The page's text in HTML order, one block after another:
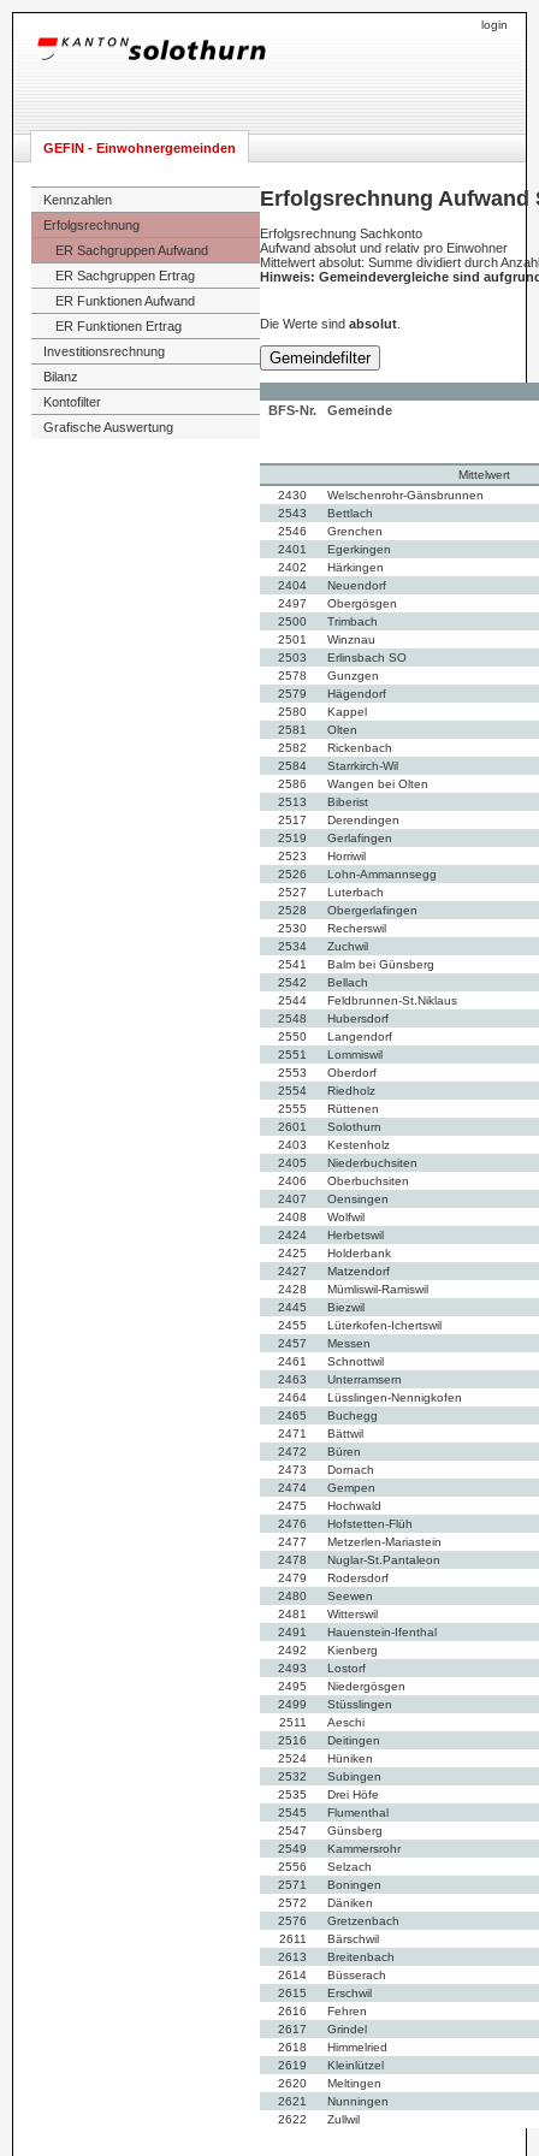
login
GEFIN - Einwohnergemeinden
Kennzahlen
Erfolgsrechnung
ER Sachgruppen Aufwand
ER Sachgruppen Ertrag
ER Funktionen Aufwand
ER Funktionen Ertrag
Investitionsrechnung
Bilanz
Kontofilter
Grafische Auswertung
Erfolgsrechnung
Erfolgsrechnung Sachkonto
Aufwand absolut und relativ pro Einwohner
Mittelwert absolut: Summe dividiert durch
Hinweis: Gemeindevergleiche sind
Die Werte sind absolut
Gemeindefilter
BFS-Nr. Gemeinde
Mittelwert
2430
Welschenrohr-Gänsbrunnen
2543
Bettlach
2546
Grenchen
2401
Egerkingen
2402
Härkingen
2404
Neuendorf
2497
Obergösgen
2500
Trimbach
2501
Winznau
2503
Erlinsbach SO
2578
Gunzgen
2579
Hägendorf
2580
Kappel
2581
Olten
2582
Rickenbach
2584
Starrkirch-Wil
2586
Wangen bei Olten
2513
Biberist
2517
Derendingen
2519
Gerlafingen
2523
Horriwil
2526
Lohn-Ammannsegg
2527
Luterbach
2528
Obergerlafingen
2530
Recherswil
2534
Zuchwil
2541
Balm bei Günsberg
2542
Bellach
2544
Feldbrunnen-St.Niklaus
2548
Hubersdorf
2550
Langendorf
2551
Lommiswil
2553
Oberdorf
2554
Riedholz
2555
Rüttenen
2601
Solothurn
2403
Kestenholz
2405
Niederbuchsiten
2406
Oberbuchsiten
2407
Oensingen
2408
Wolfwil
2424
Herbetswil
2425
Holderbank
2427
Matzendorf
2428
Mümliswil-Ramiswil
2445
Biezwil
2455
Lüterkofen-Ichertswil
2457
Messen
2461
Schnottwil
2463
Unterramsern
2464
Lüsslingen-Nennigkofen
2465
Buchegg
2471
Bättwil
2472
Büren
2473
Dornach
2474
Gempen
2475
Hochwald
2476
Hofstetten-Flüh
2477
Metzerlen-Mariastein
2478
Nuglar-St.Pantaleon
2479
Rodersdorf
2480
Seewen
2481
Witterswil
2491
Hauenstein-Ifenthal
2492
Kienberg
2493
Lostorf
2495
Niedergösgen
2499
Stüsslingen
2511
Aeschi
2516
Deitingen
2524
Hüniken
2532
Subingen
2535
Drei Höfe
2545
Flumenthal
2547
Günsberg
2549
Kammersrohr
2556
Selzach
2571
Boningen
2572
Däniken
2576
Gretzenbach
2611
Bärschwil
2613
Breitenbach
2614
Büsserach
2615
Erschwil
2616
Fehren
2617
Grindel
2618
Himmelried
2619
Kleinlützel
2620
Meltingen
2621
Nunningen
2622
Zullwil